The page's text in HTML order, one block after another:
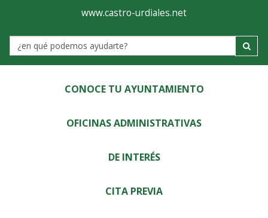
Ayuntamiento
de
Castro-
Urdiales
www.castro-urdiales.net
Label
CONOCE TU AYUNTAMIENTO
OFICINAS ADMINISTRATIVAS
DE INTERÉS
CITA PREVIA